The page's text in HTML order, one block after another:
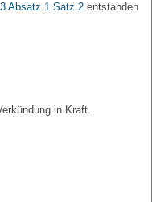
Absatz 1 Satz 2 entstanden
in Kraft.